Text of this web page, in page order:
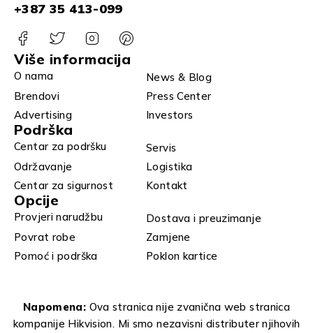
+387 35 413-099
Više informacija
O nama
News & Blog
Brendovi
Press Center
Advertising
Investors
Podrška
Centar za podršku
Servis
Održavanje
Logistika
Centar za sigurnost
Kontakt
Opcije
Provjeri narudžbu
Dostava i preuzimanje
Povrat robe
Zamjene
Pomoć i podrška
Poklon kartice
Napomena: Ova stranica nije zvanična web stranica
kompanije Hikvision. Mi smo nezavisni distributer njihovih